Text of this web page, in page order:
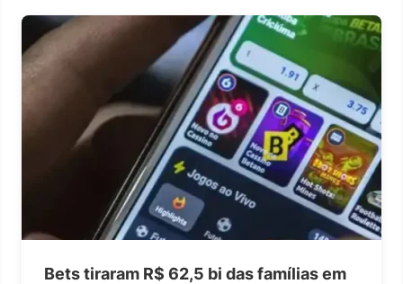
Bets tiraram R$ 62,5 bi das famílias em